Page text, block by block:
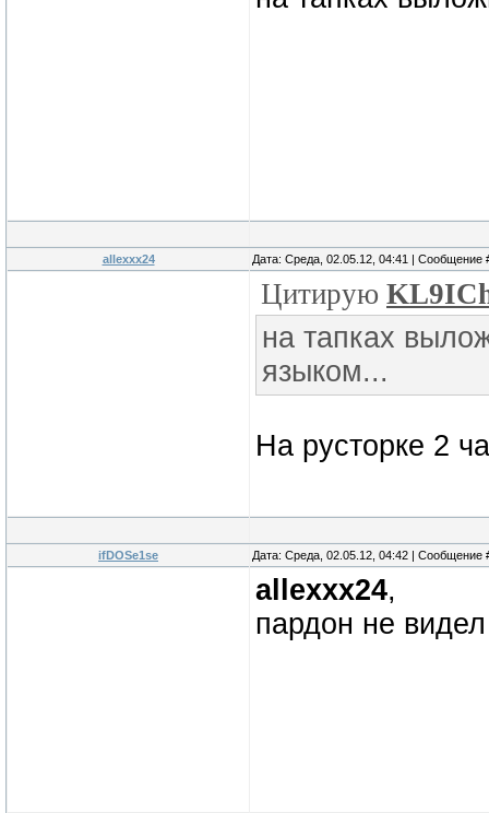
allexxx24 Дата: Среда, 02.05.12, 04:41 | Сообщение
Цитирую
на тапках
языком...
На русторке 2
ifDOSe1se Дата: Среда, 02.05.12, 04:42 | Сообщение
allexxx24,
пардон не